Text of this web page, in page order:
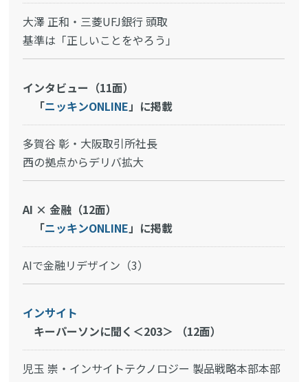
大澤 正和・三菱UFJ銀行 頭取
基準は「正しいことをやろう」
インタビュー（11面）
「ニッキンONLINE 」に掲載
多賀谷 彰・大阪取引所社長
西の拠点からデリバ拡大
AI × 金融（12面）
「ニッキンONLINE 」に掲載
AIで金融リデザイン（3）
インサイト
キーパーソンに聞く＜203＞ （12面）
児玉 崇・インサイトテクノロジー 製品戦略本部本部